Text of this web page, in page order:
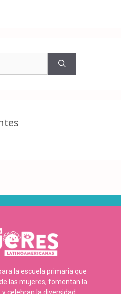
la escuela primaria que
las mujeres, fomentan la
celebran la diversidad.